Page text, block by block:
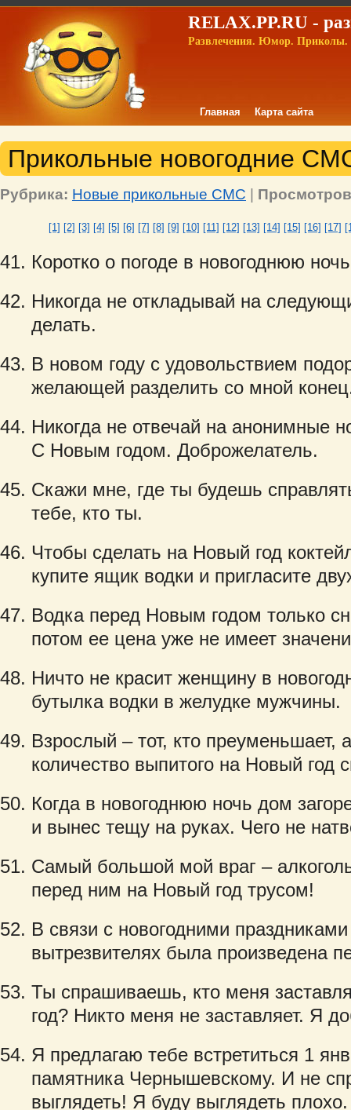
RELAX.PP.RU -
Развлечения. Юмор. Приколы.
Главная Карта сайта
Прикольные новогодние
Рубрика: Новые прикольные СМС |
[1] [2] [3] [4] [5] [6] [7] [8] [9] [10] [11] [12] [13] [14] [15] [16] [17]
Коротко о погоде в новогоднюю
Никогда не откладывай на
делать.
В новом году с удовольствием
желающей разделить со мной
Никогда не отвечай на анонимные
С Новым годом. Доброжелатель.
Скажи мне, где ты будешь
тебе, кто ты.
Чтобы сделать на Новый год
купите ящик водки и пригласите
Водка перед Новым годом только
потом ее цена уже не имеет
Ничто не красит женщину в
бутылка водки в желудке мужчины.
Взрослый – тот, кто преуменьшает,
количество выпитого на Новый год
Когда в новогоднюю ночь дом
и вынес тещу на руках. Чего не
Самый большой мой враг –
перед ним на Новый год трусом!
В связи с новогодними
вытрезвителях была произведена
Ты спрашиваешь, кто меня
год? Никто меня не заставляет. Я
Я предлагаю тебе встретиться 1
памятника Чернышевскому. И не
выглядеть! Я буду выглядеть плохо.